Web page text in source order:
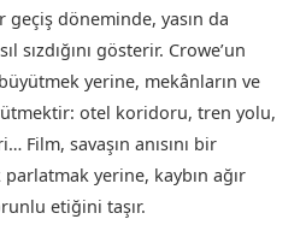
döneminde, yasın da
sızdığını gösterir. Crowe’un
yerine, mekânların ve
otel koridoru, tren yolu,
Film, savaşın anısını bir
yerine, kaybın ağır
etiğini taşır.